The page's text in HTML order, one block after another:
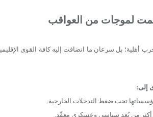
لموجات من العواقب
بدأ في عام 2011 لم يكن مجرد حرب أهلية؛ بل سرعان ما انضافت إليه كافة
إلى:
تحت ضغط التدخلات الخارجية.
أكثر من بُعد سياسي وعسكري معقّد.